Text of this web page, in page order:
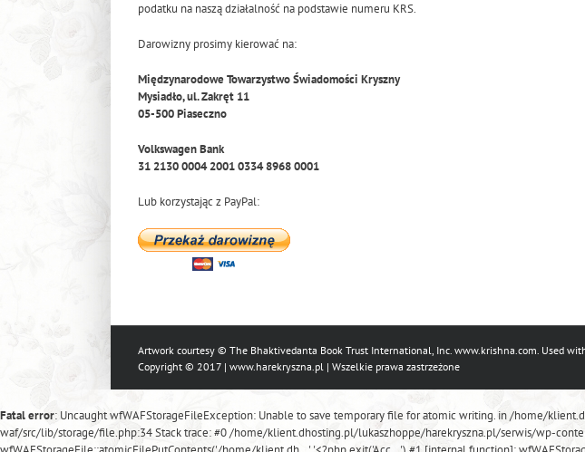
podatku na naszą działalność na podstawie numeru KRS.
Darowizny prosimy kierować na:
Międzynarodowe Towarzystwo Świadomości Kryszny
Mysiadło, ul. Zakręt 11
05-500 Piaseczno
Volkswagen Bank
31 2130 0004 2001 0334 8968 0001
Lub korzystając z PayPal:
Artwork courtesy © The Bhaktivedanta Book Trust International, Inc. www.krishna.com. Used
Copyright © 2017 | www.harekryszna.pl | Wszelkie prawa zastrzeżone
Fatal error: Uncaught wfWAFStorageFileException: Unable to save temporary file for atomic writing. in /home/
waf/src/lib/storage/file.php:34 Stack trace: #0 /home/klient.dhosting.pl/lukaszhoppe/harekryszna.pl/serwis/wp-